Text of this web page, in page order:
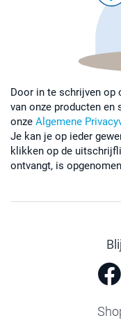
Door in te schrijven op
van onze producten
onze Algemene
Je kan je op ieder
klikken op de
ontvangt, is